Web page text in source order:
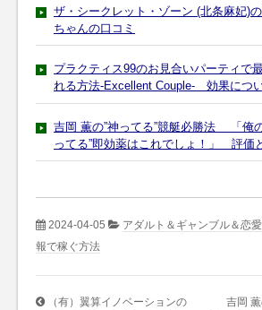
ザ・シークレット・ゾーン (北条麻妃)
ちゃんの口コミ
プラクティス99のお見合いパーティで
れる方法-Excellent Couple- 効果につ
吉岡 薫の”神ってる”競艇必勝法 「俺
ってる”即効薬はこれでしょ！」 評価
2024-04-05
アダルト＆ギャンブル＆恋
報で稼ぐ方法
（有）翼算イノベーションの
吉岡